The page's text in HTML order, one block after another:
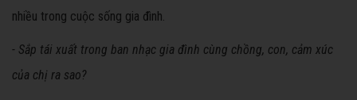
nhiều trong cuộc sống gia đình.
- Sắp tái xuất trong ban nhạc gia đình cùng chồng, con, cảm xúc
của chị ra sao?